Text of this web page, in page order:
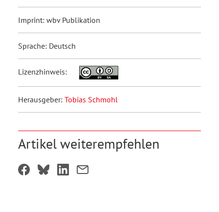
Imprint: wbv Publikation
Sprache: Deutsch
Lizenzhinweis:
Herausgeber: Tobias Schmohl
Artikel weiterempfehlen